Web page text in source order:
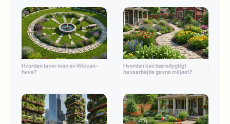
Hvordan laver man en Wiccan-
have?
Hvordan kan bæredygtigt
havearbejde gavne miljøet?